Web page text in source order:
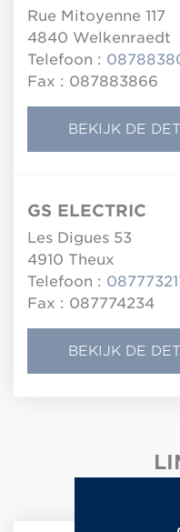
Rue Mitoyenne 117
4840 Welkenraedt
Telefoon :
Fax : 087883866
BEKIJK DE
GS ELECTRIC
Les Digues 53
4910 Theux
Telefoon :
Fax : 087774234
BEKIJK DE